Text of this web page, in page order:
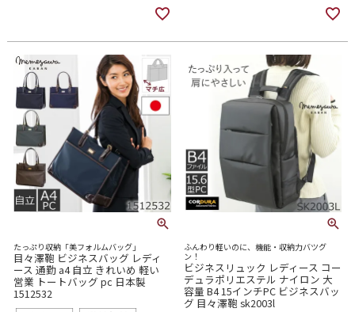
たっぷり収納「美フォルムバッグ」
目々澤鞄 ビジネスバッグ レディ
ース 通勤 a4 自立 きれいめ 軽い
営業 トートバッグ pc 日本製
1512532
ふんわり軽いのに、機能・収納力バツグ
ン！
ビジネスリュック レディース コー
デュラポリエステル ナイロン 大
容量 B4 15インチPC ビジネスバッ
グ 目々澤鞄 sk2003l